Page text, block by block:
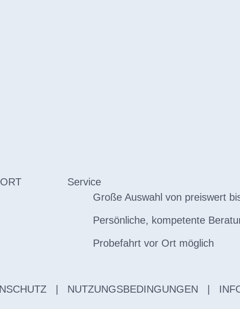
Service
Große Auswahl von preiswert
Persönliche, kompetente
Probefahrt vor Ort möglich
NUTZUNGSBEDINGUNGEN